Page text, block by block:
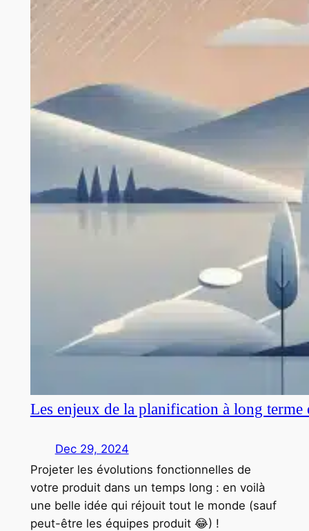
Les enjeux de la planification à long terme
Dec 29, 2024
Projeter les évolutions fonctionnelles de
votre produit dans un temps long : en voilà
une belle idée qui réjouit tout le monde (sauf
peut-être les équipes produit 😂) !